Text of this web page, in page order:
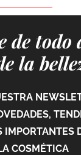
de todo
la
IMPORTANTES
COSMÉTICA